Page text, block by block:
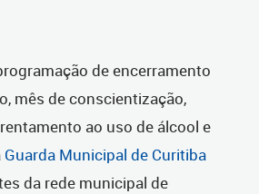
de encerramento
mês de conscientização,
ao uso de álcool e
Guarda Municipal de Curitiba
da rede municipal de